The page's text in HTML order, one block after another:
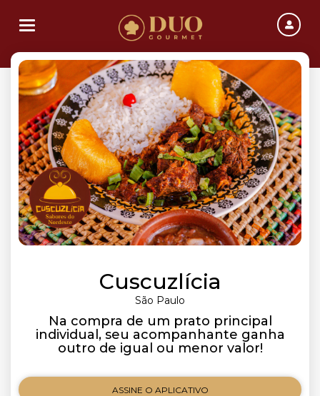
Toggle navigation
Cuscuzlícia
São Paulo
Na compra de um prato principal
individual, seu acompanhante ganha
outro de igual ou menor valor!
ASSINE O APLICATIVO